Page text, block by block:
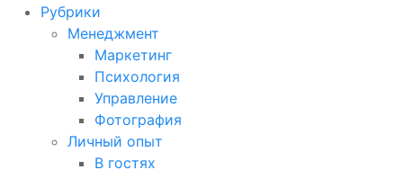
Рубрики
Менеджмент
Маркетинг
Психология
Управление
Фотография
Личный опыт
В гостях